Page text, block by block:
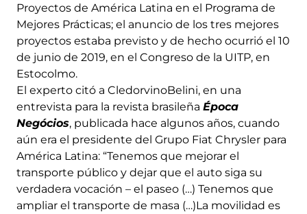
Proyectos de América Latina en el Programa de
Mejores Prácticas; el anuncio de los tres mejores
proyectos estaba previsto y de hecho ocurrió el 10
de junio de 2019, en el Congreso de la UITP, en
Estocolmo.
El experto citó a CledorvinoBelini, en una
entrevista para la revista brasileña Época
Negócios, publicada hace algunos años, cuando
aún era el presidente del Grupo Fiat Chrysler para
América Latina: “Tenemos que mejorar el
transporte público y dejar que el auto siga su
verdadera vocación – el paseo (…) Tenemos que
ampliar el transporte de masa (…)La movilidad es